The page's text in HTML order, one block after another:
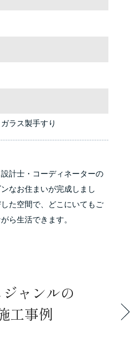
ラス製手すり
計士・コーディネーターの
なお住まいが完成しまし
た空間で、どこにいてもご
ら生活できます。
ャンルの
工事例